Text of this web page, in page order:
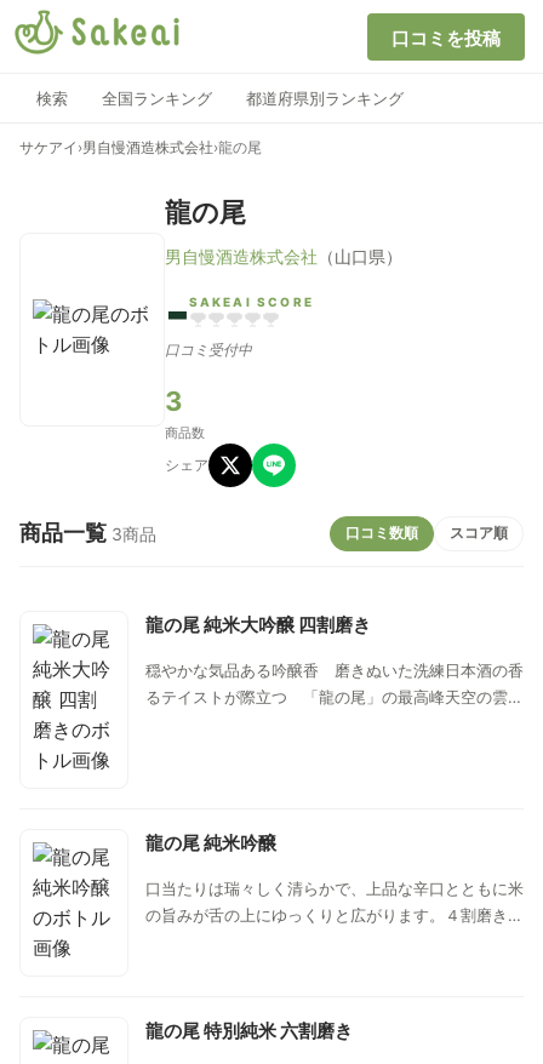
口コミを投稿
検索 全国ランキング 都道府県別ランキング
サケアイ ›男自慢酒造株式会社›龍の尾
龍の尾
男自慢酒造株式会社 （山口県）
-SAKEAI SCORE
口コミ受付中
3
商品数
シェア
商品一覧 3商品 口コミ数順 スコア順
龍の尾 純米大吟醸 四割磨き
穏やかな気品ある吟醸香 磨きぬいた洗練日本酒の香
るテイストが際立つ 「龍の尾」の最高峰天空の雲間
龍の尾 純米吟醸
口当たりは瑞々しく清らかで、上品な辛口とともに米
の旨みが舌の上にゆっくりと広がります。４割磨きと
龍の尾 特別純米 六割磨き